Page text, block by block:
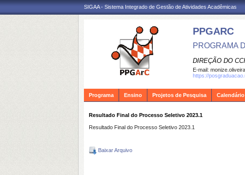
SIGAA - Sistema Integrado de Gestão de Atividades Acadêmicas
PPGARC
PROGRAMA
DIREÇÃO DO
E-mail:
https://
Programa Ensino Projetos de Pesquisa Calendário
Resultado Final do Processo Seletivo 2023.1
Resultado Final do Processo Seletivo 2023.1
Baixar Arquivo